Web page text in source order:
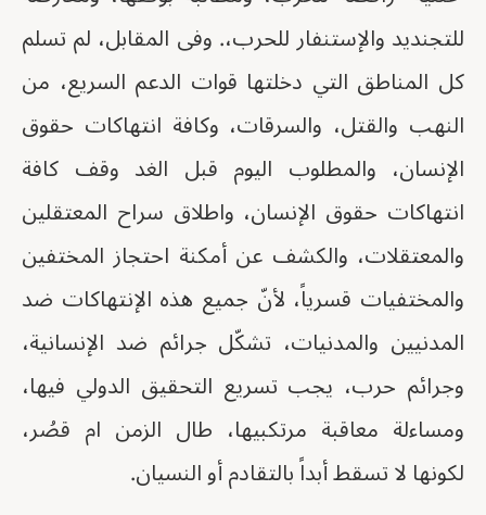
للتجنديد والإستنفار للحرب،. وفى المقابل، لم تسلم
كل المناطق التي دخلتها قوات الدعم السريع، من
النهب والقتل، والسرقات، وكافة انتهاكات حقوق
الإنسان، والمطلوب اليوم قبل الغد وقف كافة
انتهاكات حقوق الإنسان، واطلاق سراح المعتقلين
والمعتقلات، والكشف عن أمكنة احتجاز المختفين
والمختفيات قسرياً، لأنّ جميع هذه الإنتهاكات ضد
المدنيين والمدنيات، تشكّل جرائم ضد الإنسانية،
وجرائم حرب، يجب تسريع التحقيق الدولي فيها،
ومساءلة معاقبة مرتكبيها، طال الزمن ام قصُر،
لكونها لا تسقط أبداً بالتقادم أو النسيان.